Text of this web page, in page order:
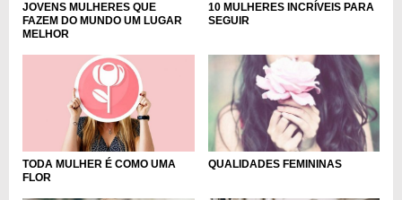
JOVENS MULHERES QUE
FAZEM DO MUNDO UM LUGAR
MELHOR
10 MULHERES INCRÍVEIS PARA
SEGUIR
TODA MULHER É COMO UMA
FLOR
QUALIDADES FEMININAS